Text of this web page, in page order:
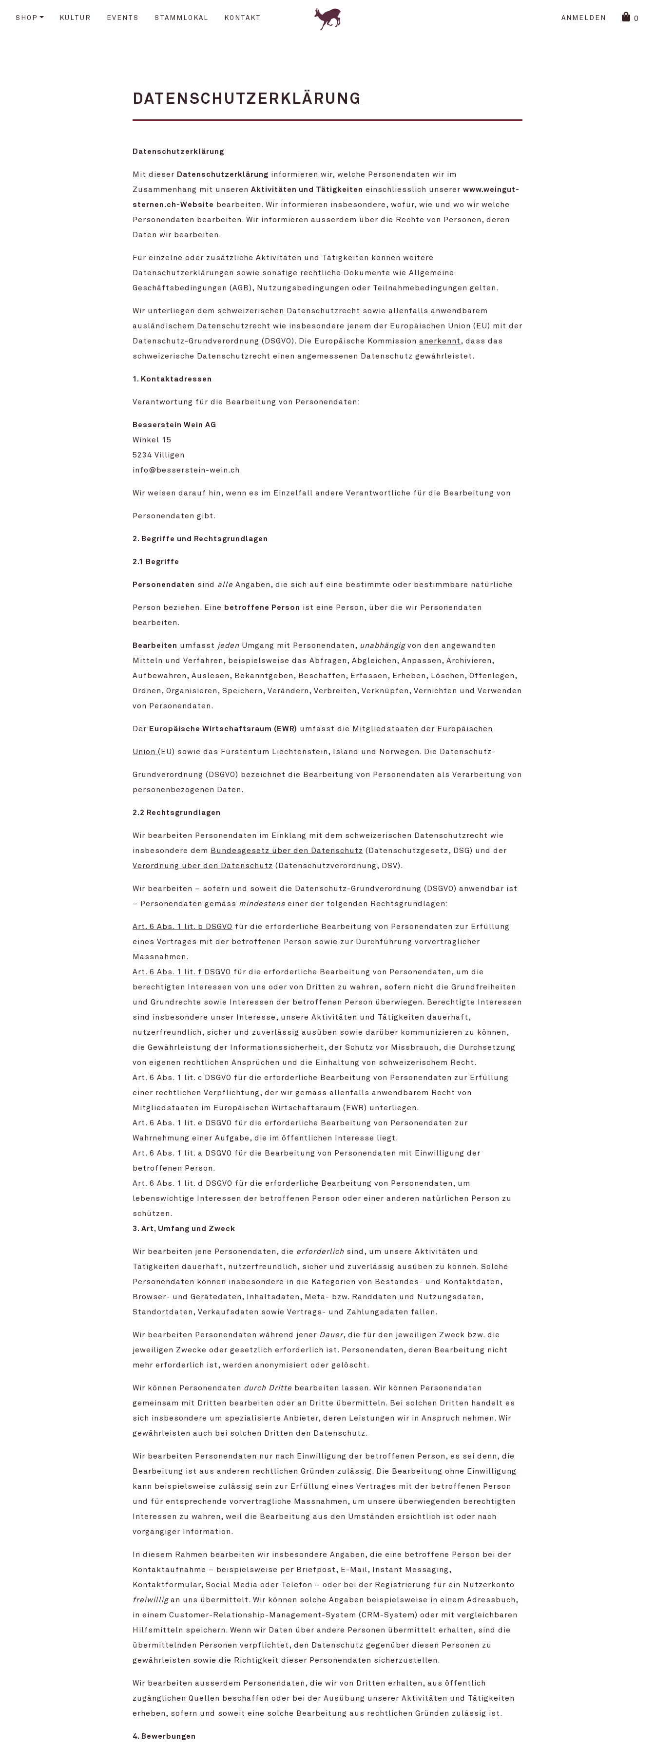
SHOP KULTUR EVENTS STAMMLOKAL KONTAKT ANMELDEN 0
DATENSCHUTZERKLÄRUNG
Datenschutzerklärung
Mit dieser Datenschutzerklärung informieren wir, welche Personendaten wir im
Zusammenhang mit unseren Aktivitäten und Tätigkeiten einschliesslich unserer www.weingut-
sternen.ch-Website bearbeiten. Wir informieren insbesondere, wofür, wie und wo wir welche
Personendaten bearbeiten. Wir informieren ausserdem über die Rechte von Personen, deren
Daten wir bearbeiten.
Für einzelne oder zusätzliche Aktivitäten und Tätigkeiten können weitere
Datenschutzerklärungen sowie sonstige rechtliche Dokumente wie Allgemeine
Geschäftsbedingungen (AGB), Nutzungsbedingungen oder Teilnahmebedingungen gelten.
Wir unterliegen dem schweizerischen Datenschutzrecht sowie allenfalls anwendbarem
ausländischem Datenschutzrecht wie insbesondere jenem der Europäischen Union (EU) mit der
Datenschutz-Grundverordnung (DSGVO). Die Europäische Kommission anerkennt , dass das
schweizerische Datenschutzrecht einen angemessenen Datenschutz gewährleistet.
1. Kontaktadressen
Verantwortung für die Bearbeitung von Personendaten:
Besserstein Wein AG
Winkel 15
5234 Villigen
info@besserstein-wein.ch
Wir weisen darauf hin, wenn es im Einzelfall andere Verantwortliche für die Bearbeitung von
Personendaten gibt.
2. Begriffe und Rechtsgrundlagen
2.1 Begriffe
Personendaten sind alle Angaben, die sich auf eine bestimmte oder bestimmbare natürliche
Person beziehen. Eine betroffene Person ist eine Person, über die wir Personendaten
bearbeiten.
Bearbeiten umfasst jeden Umgang mit Personendaten, unabhängig von den angewandten
Mitteln und Verfahren, beispielsweise das Abfragen, Abgleichen, Anpassen, Archivieren,
Aufbewahren, Auslesen, Bekanntgeben, Beschaffen, Erfassen, Erheben, Löschen, Offenlegen,
Ordnen, Organisieren, Speichern, Verändern, Verbreiten, Verknüpfen, Vernichten und Verwenden
von Personendaten.
Der Europäische Wirtschaftsraum (EWR) umfasst die Mitgliedstaaten der Europäischen
Union (EU) sowie das Fürstentum Liechtenstein, Island und Norwegen. Die Datenschutz-
Grundverordnung (DSGVO) bezeichnet die Bearbeitung von Personendaten als Verarbeitung von
personenbezogenen Daten.
2.2 Rechtsgrundlagen
Wir bearbeiten Personendaten im Einklang mit dem schweizerischen Datenschutzrecht wie
insbesondere dem Bundesgesetz über den Datenschutz (Datenschutzgesetz, DSG) und der
Verordnung über den Datenschutz (Datenschutzverordnung, DSV).
Wir bearbeiten – sofern und soweit die Datenschutz-Grundverordnung (DSGVO) anwendbar ist
– Personendaten gemäss mindestens einer der folgenden Rechtsgrundlagen:
Art. 6 Abs. 1 lit. b DSGVO für die erforderliche Bearbeitung von Personendaten zur Erfüllung
eines Vertrages mit der betroffenen Person sowie zur Durchführung vorvertraglicher
Massnahmen.
Art. 6 Abs. 1 lit. f DSGVO für die erforderliche Bearbeitung von Personendaten, um die
berechtigten Interessen von uns oder von Dritten zu wahren, sofern nicht die Grundfreiheiten
und Grundrechte sowie Interessen der betroffenen Person überwiegen. Berechtigte Interessen
sind insbesondere unser Interesse, unsere Aktivitäten und Tätigkeiten dauerhaft,
nutzerfreundlich, sicher und zuverlässig ausüben sowie darüber kommunizieren zu können,
die Gewährleistung der Informationssicherheit, der Schutz vor Missbrauch, die Durchsetzung
von eigenen rechtlichen Ansprüchen und die Einhaltung von schweizerischem Recht.
Art. 6 Abs. 1 lit. c DSGVO für die erforderliche Bearbeitung von Personendaten zur Erfüllung
einer rechtlichen Verpflichtung, der wir gemäss allenfalls anwendbarem Recht von
Mitgliedstaaten im Europäischen Wirtschaftsraum (EWR) unterliegen.
Art. 6 Abs. 1 lit. e DSGVO für die erforderliche Bearbeitung von Personendaten zur
Wahrnehmung einer Aufgabe, die im öffentlichen Interesse liegt.
Art. 6 Abs. 1 lit. a DSGVO für die Bearbeitung von Personendaten mit Einwilligung der
betroffenen Person.
Art. 6 Abs. 1 lit. d DSGVO für die erforderliche Bearbeitung von Personendaten, um
lebenswichtige Interessen der betroffenen Person oder einer anderen natürlichen Person zu
schützen.
3. Art, Umfang und Zweck
Wir bearbeiten jene Personendaten, die erforderlich sind, um unsere Aktivitäten und
Tätigkeiten dauerhaft, nutzerfreundlich, sicher und zuverlässig ausüben zu können. Solche
Personendaten können insbesondere in die Kategorien von Bestandes- und Kontaktdaten,
Browser- und Gerätedaten, Inhaltsdaten, Meta- bzw. Randdaten und Nutzungsdaten,
Standortdaten, Verkaufsdaten sowie Vertrags- und Zahlungsdaten fallen.
Wir bearbeiten Personendaten während jener Dauer, die für den jeweiligen Zweck bzw. die
jeweiligen Zwecke oder gesetzlich erforderlich ist. Personendaten, deren Bearbeitung nicht
mehr erforderlich ist, werden anonymisiert oder gelöscht.
Wir können Personendaten durch Dritte bearbeiten lassen. Wir können Personendaten
gemeinsam mit Dritten bearbeiten oder an Dritte übermitteln. Bei solchen Dritten handelt es
sich insbesondere um spezialisierte Anbieter, deren Leistungen wir in Anspruch nehmen. Wir
gewährleisten auch bei solchen Dritten den Datenschutz.
Wir bearbeiten Personendaten nur nach Einwilligung der betroffenen Person, es sei denn, die
Bearbeitung ist aus anderen rechtlichen Gründen zulässig. Die Bearbeitung ohne Einwilligung
kann beispielsweise zulässig sein zur Erfüllung eines Vertrages mit der betroffenen Person
und für entsprechende vorvertragliche Massnahmen, um unsere überwiegenden berechtigten
Interessen zu wahren, weil die Bearbeitung aus den Umständen ersichtlich ist oder nach
vorgängiger Information.
In diesem Rahmen bearbeiten wir insbesondere Angaben, die eine betroffene Person bei der
Kontaktaufnahme – beispielsweise per Briefpost, E-Mail, Instant Messaging,
Kontaktformular, Social Media oder Telefon – oder bei der Registrierung für ein Nutzerkonto
freiwillig an uns übermittelt. Wir können solche Angaben beispielsweise in einem Adressbuch,
in einem Customer-Relationship-Management-System (CRM-System) oder mit vergleichbaren
Hilfsmitteln speichern. Wenn wir Daten über andere Personen übermittelt erhalten, sind die
übermittelnden Personen verpflichtet, den Datenschutz gegenüber diesen Personen zu
gewährleisten sowie die Richtigkeit dieser Personendaten sicherzustellen.
Wir bearbeiten ausserdem Personendaten, die wir von Dritten erhalten, aus öffentlich
zugänglichen Quellen beschaffen oder bei der Ausübung unserer Aktivitäten und Tätigkeiten
erheben, sofern und soweit eine solche Bearbeitung aus rechtlichen Gründen zulässig ist.
4. Bewerbungen